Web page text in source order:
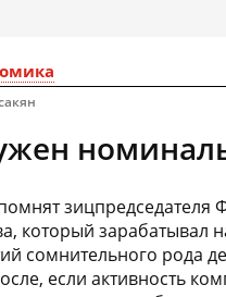
зицпредседателя
который зарабатывал
сомнительного рода
если активность